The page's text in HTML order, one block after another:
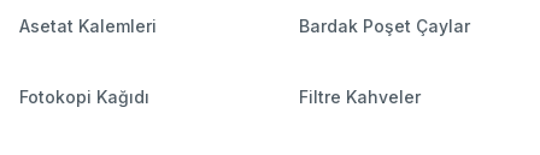
Asetat Kalemleri Bardak Poşet Çaylar
Fotokopi Kağıdı Filtre Kahveler